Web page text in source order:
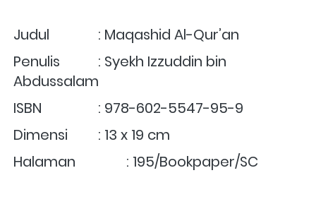
Judul  	        : Maqashid Al-Qur’an
Penulis	        : Syekh Izzuddin bin
Abdussalam
ISBN	        : 978-602-5547-95-9
Dimensi	        : 13 x 19 cm
Halaman	        : 195/Bookpaper/SC